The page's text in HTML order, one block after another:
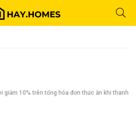
giảm 10% trên tổng hóa đơn thức ăn khi thanh